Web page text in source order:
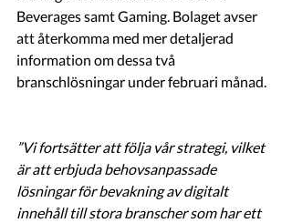
Beverages samt Gaming. Bolaget avser
att återkomma med mer detaljerad
information om dessa två
branschlösningar under februari månad.
”Vi fortsätter att följa vår strategi, vilket
är att erbjuda behovsanpassade
lösningar för bevakning av digitalt
innehåll till stora branscher som har ett